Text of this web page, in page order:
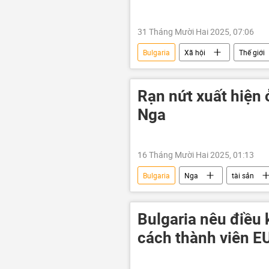
31 Tháng Mười Hai 2025, 07:06
Bulgaria Xã hội Thế giới
Tổng kết 2025 và Dự báo 2026
Rạn nứt xuất hiện
Nga
16 Tháng Mười Hai 2025, 01:13
Bulgaria Nga tài sản
Malta
thông tin
Ủy ban châu Âu
Bulgaria nêu điều
cách thành viên